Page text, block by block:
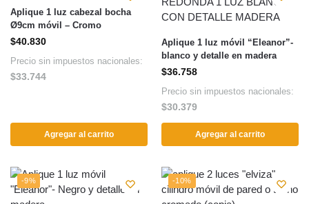
Aplique 1 luz cabezal bocha
Ø9cm móvil – Cromo
$40.830
Precio sin impuestos nacionales:
$33.744
Agregar al carrito
Aplique 1 luz móvil “Eleanor”-
blanco y detalle en madera
$36.758
Precio sin impuestos nacionales:
$30.379
Agregar al carrito
-9% -10%